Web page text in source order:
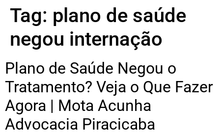
Tag: plano de saúde
negou internação
Plano de Saúde Negou o
Tratamento? Veja o Que Fazer
Agora | Mota Acunha
Advocacia Piracicaba